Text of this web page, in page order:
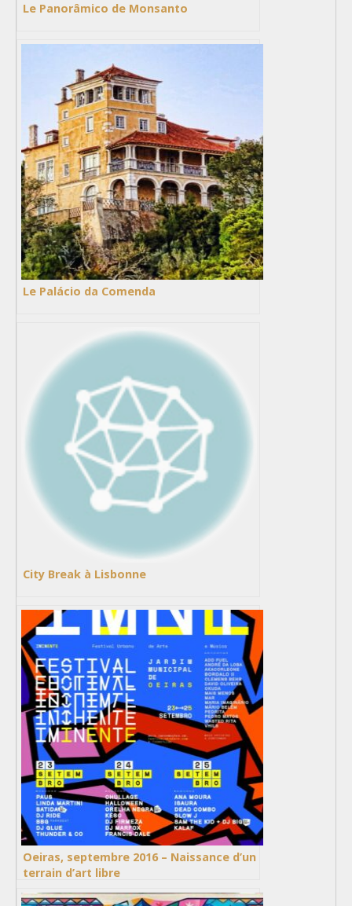
Le Panorâmico de Monsanto
Le Palácio da Comenda
City Break à Lisbonne
Oeiras, septembre 2016 – Naissance d’un
terrain d’art libre